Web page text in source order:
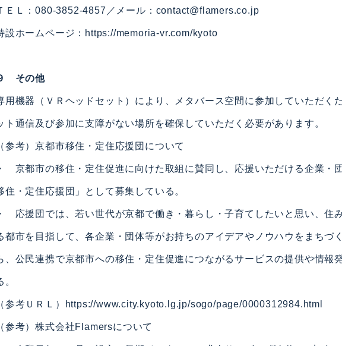
ＥＬ：080-3852-4857／メール：contact@flamers.co.jp
設ホームページ： https://memoria-vr.com/kyoto
その他
用機器（ＶＲヘッドセット）により、メタバース空間に参加していただく
ト通信及び参加に支障がない場所を確保していただく必要があります。
（参考）京都市移住・定住応援団について
・ 京都市の移住・定住促進に向けた取組に賛同し、応援いただける企業・
住・定住応援団」として募集している。
・ 応援団では、若い世代が京都で働き・暮らし・子育てしたいと思い、住
都市を目指して、各企業・団体等がお持ちのアイデアやノウハウをまちづ
、公民連携で京都市への移住・定住促進につながるサービスの提供や情報
。
（参考ＵＲＬ）https://www.city.kyoto.lg.jp/sogo/page/0000312984.html
（参考）株式会社Flamersについて